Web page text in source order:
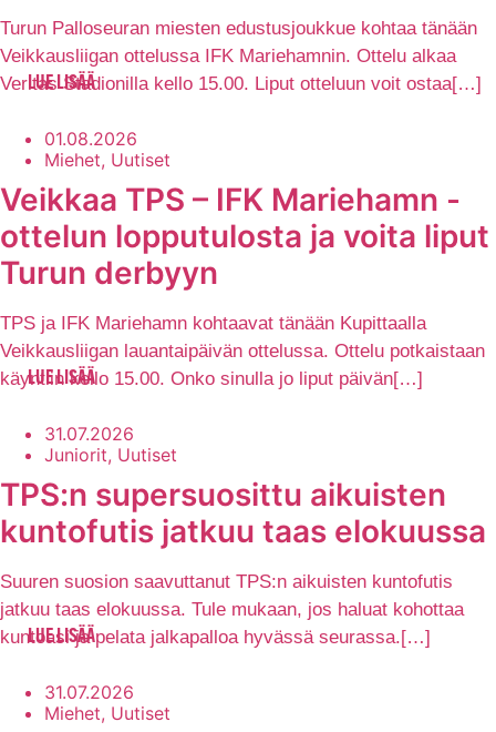
Turun Palloseuran miesten edustusjoukkue kohtaa tänään
Veikkausliigan ottelussa IFK Mariehamnin. Ottelu alkaa
Veritas Stadionilla kello 15.00. Liput otteluun voit ostaa[…]
LUE LISÄÄ
01.08.2026
Miehet, Uutiset
Veikkaa TPS – IFK Mariehamn -
ottelun lopputulosta ja voita liput
Turun derbyyn
TPS ja IFK Mariehamn kohtaavat tänään Kupittaalla
Veikkausliigan lauantaipäivän ottelussa. Ottelu potkaistaan
käyntiin kello 15.00. Onko sinulla jo liput päivän[…]
LUE LISÄÄ
31.07.2026
Juniorit, Uutiset
TPS:n supersuosittu aikuisten
kuntofutis jatkuu taas elokuussa
Suuren suosion saavuttanut TPS:n aikuisten kuntofutis
jatkuu taas elokuussa. Tule mukaan, jos haluat kohottaa
kuntoasi ja pelata jalkapalloa hyvässä seurassa.[…]
LUE LISÄÄ
31.07.2026
Miehet, Uutiset